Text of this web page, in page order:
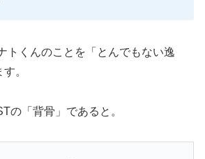
トくんのことを「とんでもない逸
。
の「背骨」であると。